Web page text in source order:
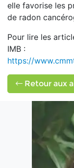
elle favorise les
de radon
Pour lire les
IMB :
https://
Retour aux